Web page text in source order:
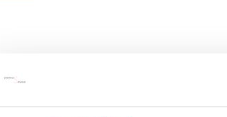
de flor grande para un ambiente rústico y acogedor